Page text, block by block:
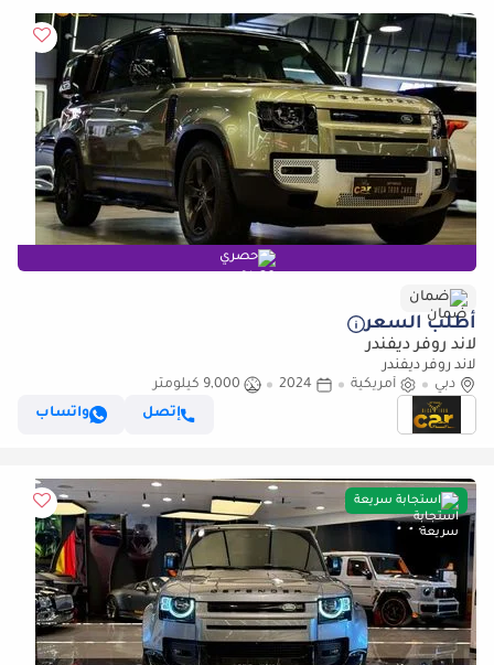
حصري
ضمان
أطلب السعر
لاند روفر ديفندر
لاند روفر ديفندر
دبي
أمريكية 2024
9,000 كيلومتر
إتصل
واتساب
استجابة سريعة